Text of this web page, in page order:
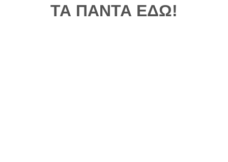
ΤΑ ΠΑΝΤΑ ΕΔΩ!